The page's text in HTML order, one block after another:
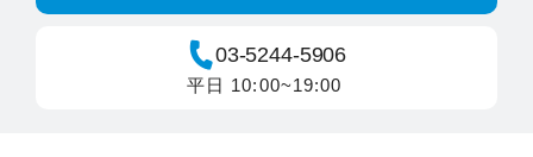
03-5244-5906
平日 10:00~19:00